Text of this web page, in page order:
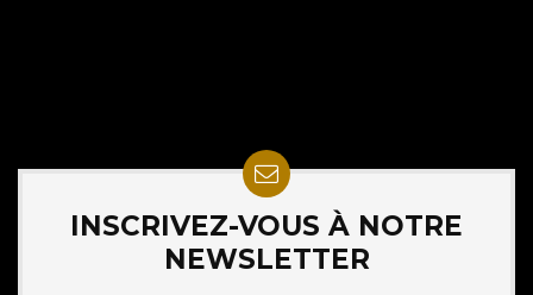
INSCRIVEZ-VOUS À NOTRE
NEWSLETTER